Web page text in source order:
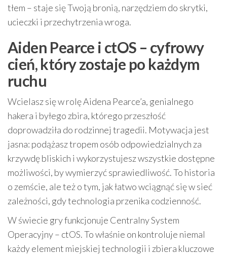
tłem – staje się Twoją bronią, narzędziem do skrytki,
ucieczki i przechytrzenia wroga.
Aiden Pearce i ctOS – cyfrowy
cień, który zostaje po każdym
ruchu
Wcielasz się w rolę Aidena Pearce’a, genialnego
hakera i byłego zbira, którego przeszłość
doprowadziła do rodzinnej tragedii. Motywacja jest
jasna: podążasz tropem osób odpowiedzialnych za
krzywdę bliskich i wykorzystujesz wszystkie dostępne
możliwości, by wymierzyć sprawiedliwość. To historia
o zemście, ale też o tym, jak łatwo wciągnąć się w sieć
zależności, gdy technologia przenika codzienność.
W świecie gry funkcjonuje Centralny System
Operacyjny – ctOS. To właśnie on kontroluje niemal
każdy element miejskiej technologii i zbiera kluczowe